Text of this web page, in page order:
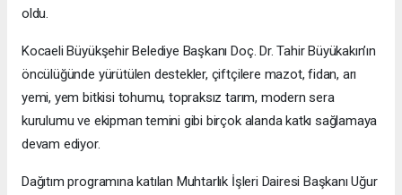
oldu.
Kocaeli Büyükşehir Belediye Başkanı Doç. Dr. Tahir Büyükakın’ın
öncülüğünde yürütülen destekler, çiftçilere mazot, fidan, arı
yemi, yem bitkisi tohumu, topraksız tarım, modern sera
kurulumu ve ekipman temini gibi birçok alanda katkı sağlamaya
devam ediyor.
Dağıtım programına katılan Muhtarlık İşleri Dairesi Başkanı Uğur